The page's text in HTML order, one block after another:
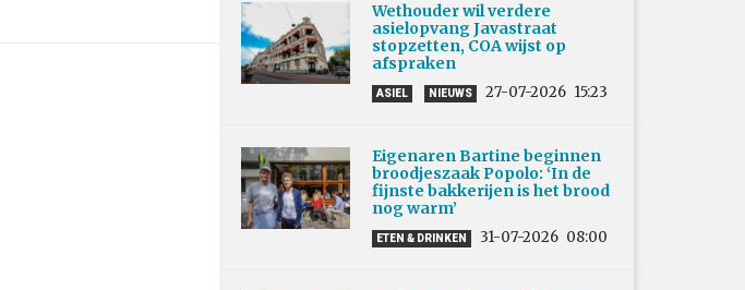
Wethouder wil verdere
asielopvang Javastraat
stopzetten, COA wijst op
afspraken
ASIEL NIEUWS 27-07-2026 15:23
Eigenaren Bartine beginnen
broodjeszaak Popolo: ‘In de
fijnste bakkerijen is het brood
nog warm’
ETEN & DRINKEN 31-07-2026 08:00